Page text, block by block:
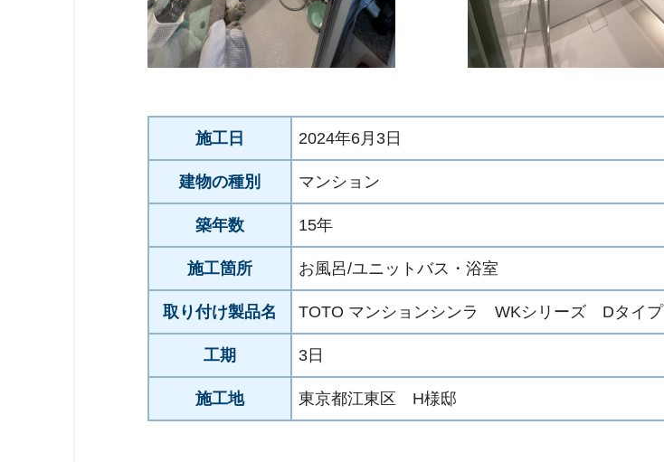
施工日 2024年6月3日
建物の種別 マンション
築年数 15年
施工箇所 お風呂/ユニットバス・浴室
取り付け製品名 TOTO マンションシンラ WKシリーズ Dタイプ
工期 3日
施工地 東京都江東区 H様邸